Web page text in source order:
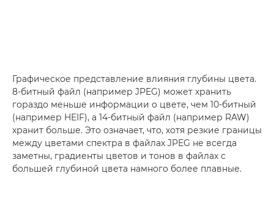
Графическое представление влияния глубины цвета.
8-битный файл (например JPEG) может хранить
гораздо меньше информации о цвете, чем 10-битный
(например HEIF), а 14-битный файл (например RAW)
хранит больше. Это означает, что, хотя резкие границы
между цветами спектра в файлах JPEG не всегда
заметны, градиенты цветов и тонов в файлах с
большей глубиной цвета намного более плавные.